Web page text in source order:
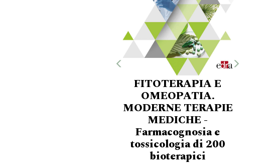
FITOTERAPIA E
OMEOPATIA.
MODERNE TERAPIE
MEDICHE -
Farmacognosia e
tossicologia di 200
bioterapici